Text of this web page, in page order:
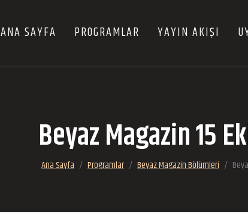
ANA SAYFA PROGRAMLAR YAYIN AKIŞI
Beyaz Magazin 15
Ana Sayfa Programlar Beyaz Magazin Bölümleri